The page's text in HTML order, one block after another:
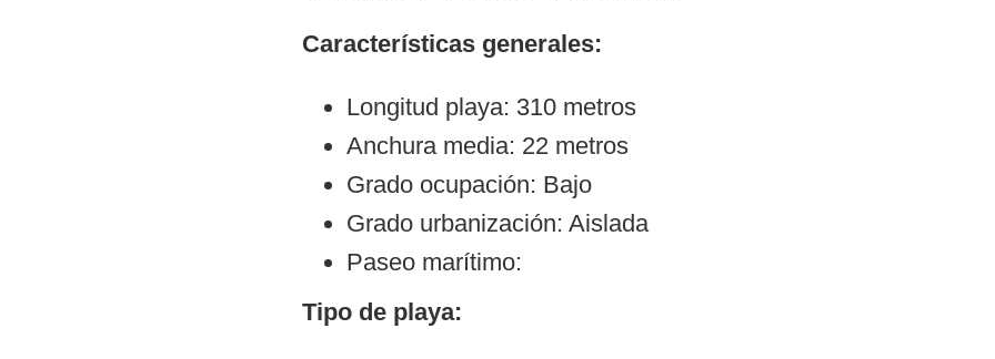
Características generales:
Longitud playa: 310 metros
Anchura media: 22 metros
Grado ocupación: Bajo
Grado urbanización: Aislada
Paseo marítimo:
Tipo de playa: